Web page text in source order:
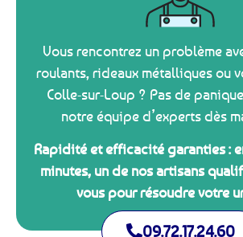
Vous rencontrez un problème
roulants, rideaux métalliques ou
Colle-sur-Loup ? Pas de
notre équipe d’experts dès
Rapidité et efficacité garanties :
minutes, un de nos artisans
vous pour résoudre votre
09.72.17.24.60